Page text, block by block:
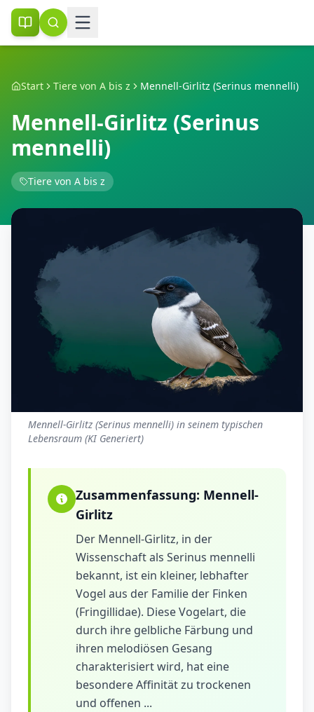
Start Tiere von A bis z Mennell-Girlitz (Serinus mennelli)
Mennell-Girlitz (Serinus
mennelli)
Tiere von A bis z
Mennell-Girlitz (Serinus mennelli) in seinem typischen
Lebensraum (KI Generiert)
Zusammenfassung: Mennell-
Girlitz
Der Mennell-Girlitz, in der
Wissenschaft als Serinus mennelli
bekannt, ist ein kleiner, lebhafter
Vogel aus der Familie der Finken
(Fringillidae). Diese Vogelart, die
durch ihre gelbliche Färbung und
ihren melodiösen Gesang
charakterisiert wird, hat eine
besondere Affinität zu trockenen
und offenen ...